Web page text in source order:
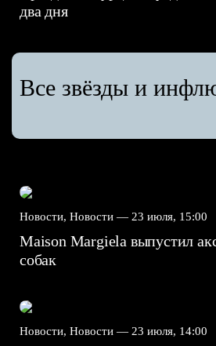
два дня
Все звёзды и
Новости, Новости — 23 июля, 15:00
Maison Margiela выпустил
собак
Новости, Новости — 23 июля, 14:00